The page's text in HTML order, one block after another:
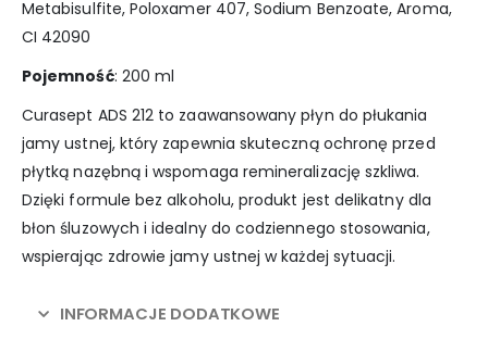
Metabisulfite, Poloxamer 407, Sodium Benzoate, Aroma,
CI 42090
Pojemność: 200 ml
Curasept ADS 212 to zaawansowany płyn do płukania
jamy ustnej, który zapewnia skuteczną ochronę przed
płytką nazębną i wspomaga remineralizację szkliwa.
Dzięki formule bez alkoholu, produkt jest delikatny dla
błon śluzowych i idealny do codziennego stosowania,
wspierając zdrowie jamy ustnej w każdej sytuacji.
INFORMACJE DODATKOWE